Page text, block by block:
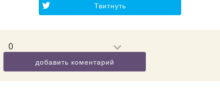
Твитнуть
0
добавить коментарий